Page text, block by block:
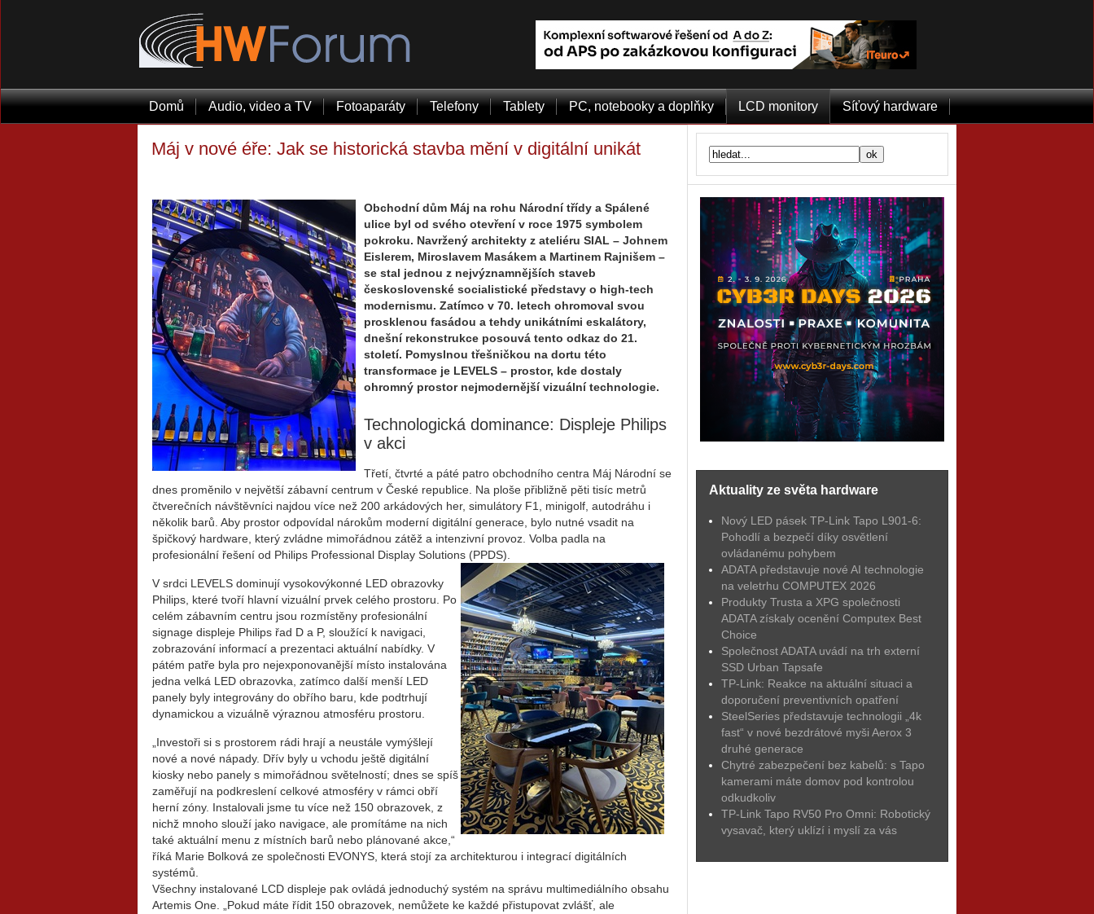
Domů Audio, video a TV Fotoaparáty Telefony Tablety PC, notebooky a doplňky LCD monitory Síťový hardware
Aktuality ze světa hardware
Nový LED pásek TP-Link Tapo L901-6:
Pohodlí a bezpečí díky osvětlení
ovládanému pohybem
ADATA představuje nové AI technologie
na veletrhu COMPUTEX 2026
Produkty Trusta a XPG společnosti
ADATA získaly ocenění Computex Best
Choice
Společnost ADATA uvádí na trh externí
SSD Urban Tapsafe
TP-Link: Reakce na aktuální situaci a
doporučení preventivních opatření
SteelSeries představuje technologii „4k
fast“ v nové bezdrátové myši Aerox 3
druhé generace
Chytré zabezpečení bez kabelů: s Tapo
kamerami máte domov pod kontrolou
odkudkoliv
TP-Link Tapo RV50 Pro Omni: Robotický
vysavač, který uklízí i myslí za vás
Máj v nové éře: Jak se historická stavba mění v digitální unikát
Obchodní dům Máj na rohu Národní třídy a Spálené
ulice byl od svého otevření v roce 1975 symbolem
pokroku. Navržený architekty z ateliéru SIAL – Johnem
Eislerem, Miroslavem Masákem a Martinem Rajnišem –
se stal jednou z nejvýznamnějších staveb
československé socialistické představy o high-tech
modernismu. Zatímco v 70. letech ohromoval svou
prosklenou fasádou a tehdy unikátními eskalátory,
dnešní rekonstrukce posouvá tento odkaz do 21.
století. Pomyslnou třešničkou na dortu této
transformace je LEVELS – prostor, kde dostaly
ohromný prostor nejmodernější vizuální technologie.
Technologická dominance: Displeje Philips
v akci
Třetí, čtvrté a páté patro obchodního centra Máj Národní se
dnes proměnilo v největší zábavní centrum v České republice. Na ploše přibližně pěti tisíc metrů
čtverečních návštěvníci najdou více než 200 arkádových her, simulátory F1, minigolf, autodráhu i
několik barů. Aby prostor odpovídal nárokům moderní digitální generace, bylo nutné vsadit na
špičkový hardware, který zvládne mimořádnou zátěž a intenzivní provoz. Volba padla na
profesionální řešení od Philips Professional Display Solutions (PPDS).
V srdci LEVELS dominují vysokovýkonné LED obrazovky
Philips, které tvoří hlavní vizuální prvek celého prostoru. Po
celém zábavním centru jsou rozmístěny profesionální
signage displeje Philips řad D a P, sloužící k navigaci,
zobrazování informací a prezentaci aktuální nabídky. V
pátém patře byla pro nejexponovanější místo instalována
jedna velká LED obrazovka, zatímco další menší LED
panely byly integrovány do obřího baru, kde podtrhují
dynamickou a vizuálně výraznou atmosféru prostoru.
„Investoři si s prostorem rádi hrají a neustále vymýšlejí
nové a nové nápady. Dřív byly u vchodu ještě digitální
kiosky nebo panely s mimořádnou světelností; dnes se spíš
zaměřují na podkreslení celkové atmosféry v rámci obří
herní zóny. Instalovali jsme tu více než 150 obrazovek, z
nichž mnoho slouží jako navigace, ale promítáme na nich
také aktuální menu z místních barů nebo plánované akce,“
říká Marie Bolková ze společnosti EVONYS, která stojí za architekturou i integrací digitálních
systémů.
Všechny instalované LCD displeje pak ovládá jednoduchý systém na správu multimediálního obsahu
Artemis One. „Pokud máte řídit 150 obrazovek, nemůžete ke každé přistupovat zvlášť, ale